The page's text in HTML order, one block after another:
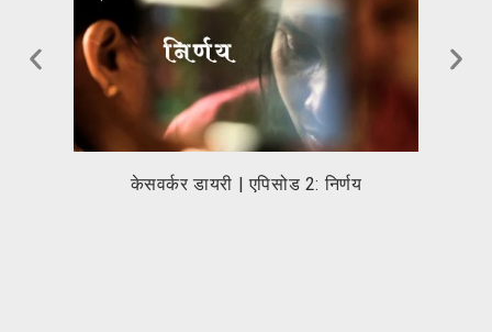
केसवर्कर डायरी | एपिसोड 2: निर्णय